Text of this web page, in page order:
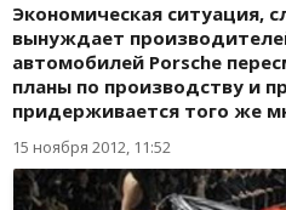
Экономическая ситуация,
вынуждает
автомобилей Porsche
планы по производству и
придерживается того же
15 ноября 2012, 11:52